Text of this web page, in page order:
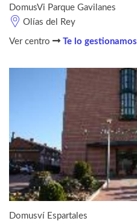
DomusVi Parque Gavilanes
Olías del Rey
Ver centro Te lo gestionamos
Domusví Espartales